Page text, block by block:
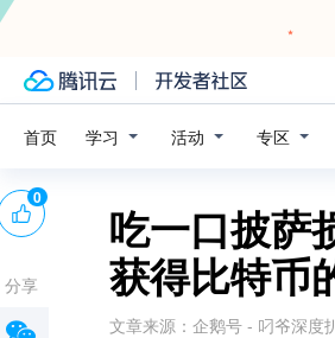
首页 学习 活动 专区
吃一口披萨
获得比特币
文章来源： 企鹅号 - 叼爷深度
0
分享